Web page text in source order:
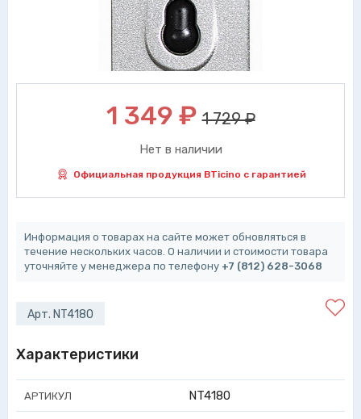
1 349 ₽ 1 729 ₽
Нет в наличии
Официальная продукция BTicino с гарантией
Информация о товарах на сайте может обновляться в
течение нескольких часов. О наличии и стоимости товара
уточняйте у менеджера по телефону +7 (812) 628-3068
Арт. NT4180
Характеристики
АРТИКУЛ NT4180